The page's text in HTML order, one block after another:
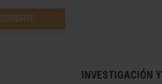
INVESTIGACIÓN Y